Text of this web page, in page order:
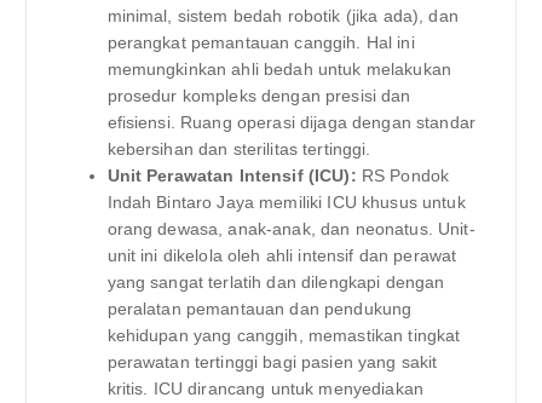
minimal, sistem bedah robotik (jika ada), dan
perangkat pemantauan canggih. Hal ini
memungkinkan ahli bedah untuk melakukan
prosedur kompleks dengan presisi dan
efisiensi. Ruang operasi dijaga dengan standar
kebersihan dan sterilitas tertinggi.
Unit Perawatan Intensif (ICU): RS Pondok
Indah Bintaro Jaya memiliki ICU khusus untuk
orang dewasa, anak-anak, dan neonatus. Unit-
unit ini dikelola oleh ahli intensif dan perawat
yang sangat terlatih dan dilengkapi dengan
peralatan pemantauan dan pendukung
kehidupan yang canggih, memastikan tingkat
perawatan tertinggi bagi pasien yang sakit
kritis. ICU dirancang untuk menyediakan